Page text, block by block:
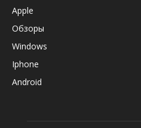
Apple
Обзоры
Windows
Iphone
Android